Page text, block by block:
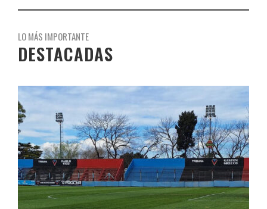
LO MÁS IMPORTANTE
DESTACADAS